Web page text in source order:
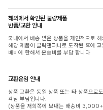
해외에서 확인된 불량제품
반품/교환 안내
국내에서 배송 받은 상품을 개인적으로
해당 제품이 클릭앤퍼니로 도착된 후에
배비에 한해서 운송비를 부담 합니다
교환운임 안내
상품 교환은 동일 상품 또는 타 상품으
객님 부담입니다.
(상품을 저희쪽에 보내는 배송비